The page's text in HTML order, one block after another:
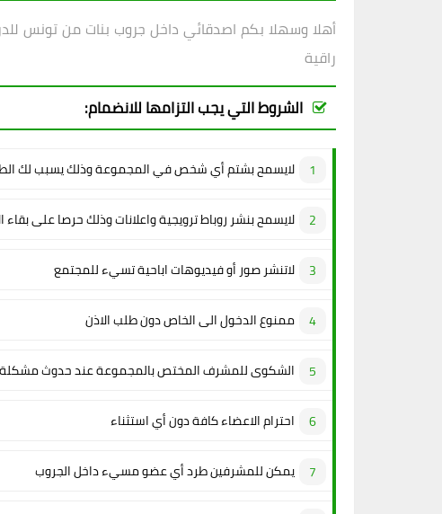
أهلا وسهلا بكم اصدقائي داخل جروب بنات من تونس
راقية
الشروط التي يجب التزامها للانضمام:
لايسمح بشتم أي شخص في المجموعة وذلك يسبب لك
لايسمح بنشر روباط ترويجية واعلانات وذلك حرصا على
لاتنشر صور أو فيديوهات اباحية تسيء للمجتمع
ممنوع الدخول الى الخاص دون طلب الاذن
الشكوى للمشرف المختص بالمجموعة عند حدوث
احترام الاعضاء كافة دون أي استثناء
يمكن للمشرفين طرد أي عضو مسيء داخل الجروب